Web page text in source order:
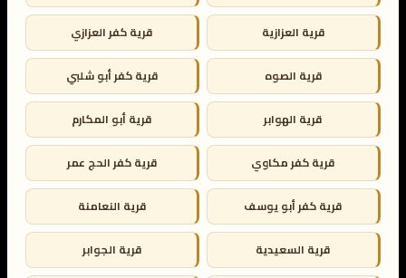
قرية العزازية قرية كفر العزازي
قرية الصوه قرية كفر أبو شلبي
قرية الهوابر قرية أبو المكارم
قرية كفر مكاوي قرية كفر الحج عمر
قرية كفر أبو يوسف قرية النعامنة
قرية السعيدية قرية الجوابر